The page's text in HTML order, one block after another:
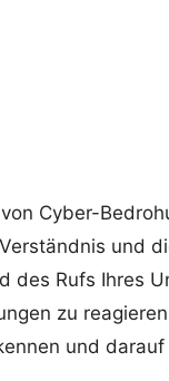
Cyber-
und
des Rufs Ihres
zu
und